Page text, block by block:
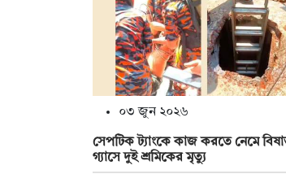
০৩ জুন ২০২৬
সেপটিক ট্যাংকে কাজ করতে নেমে
গ্যাসে দুই শ্রমিকের মৃত্যু